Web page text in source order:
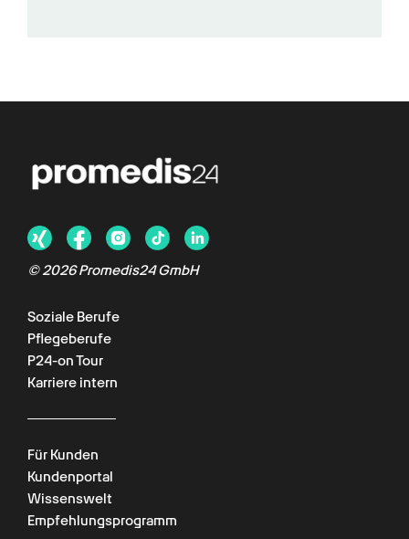
©2026Promedis24 GmbH
Soziale Berufe
Pflegeberufe
P24-on Tour
Karriere intern
Für Kunden
Kundenportal
Wissenswelt
Empfehlungsprogramm